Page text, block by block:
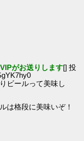
がお送りします[] 投
ビールって美味し
は格段に美味いぞ！